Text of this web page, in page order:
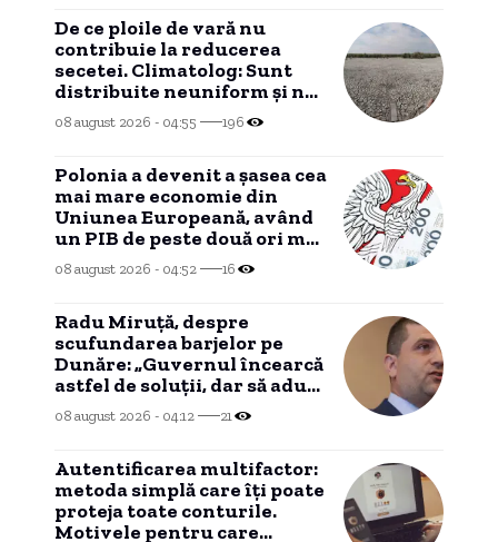
De ce ploile de vară nu
contribuie la reducerea
secetei. Climatolog: Sunt
distribuite neuniform și nu
în zonele cu cea mai mare
necesitate.
08 august 2026 - 04:55 196
Polonia a devenit a șasea cea
mai mare economie din
Uniunea Europeană, având
un PIB de peste două ori mai
mare decât cel al României.
08 august 2026 - 04:52 16
Radu Miruță, despre
scufundarea barjelor pe
Dunăre: „Guvernul încearcă
astfel de soluții, dar să aducă
ploaie nu poate”
08 august 2026 - 04:12 21
Autentificarea multifactor:
metoda simplă care îți poate
proteja toate conturile.
Motivele pentru care